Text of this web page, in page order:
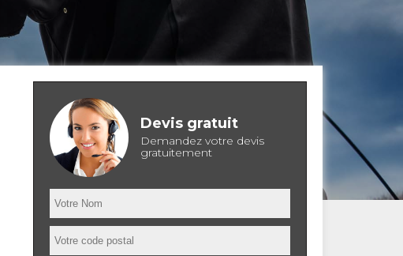
Devis gratuit
Demandez votre devis
gratuitement